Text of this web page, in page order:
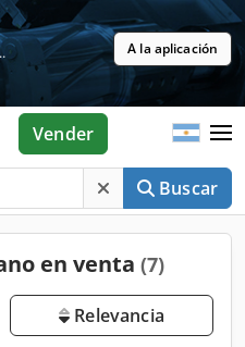
A la aplicación
Buscar
Vender
en venta (7)
Relevancia